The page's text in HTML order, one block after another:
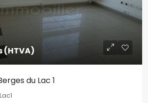
(HTVA)
du Lac 1